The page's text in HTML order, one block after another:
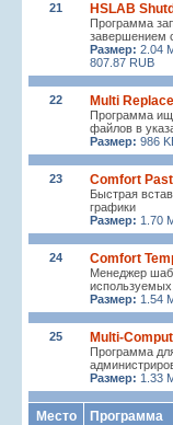
21 HSLAB
Программа
завершением
Размер: 2.04
807.87 RUB
22 Multi
Программа
файлов в
Размер: 986
23 Comfort
Быстрая
графики
Размер: 1.70
24 Comfort
Менеджер
Размер: 1.54
25 Multi-
Программа
Размер: 1.33
Место Программа